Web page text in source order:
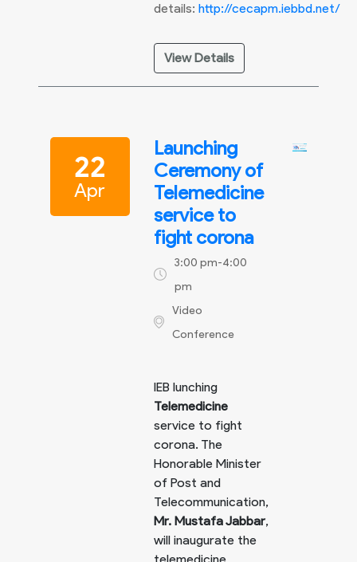
details: http://cecapm.iebbd.net/
View Details
22
Apr
Launching
Ceremony of
Telemedicine
service to
fight corona
3:00 pm-4:00
pm
Video
Conference
IEB lunching
Telemedicine
service to fight
corona. The
Honorable Minister
of Post and
Telecommunication,
Mr. Mustafa Jabbar,
will inaugurate the